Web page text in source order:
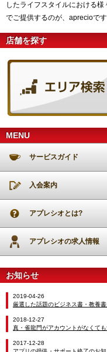
したライフスタイルにおける
でご提供するのが、aprecioです
店舗を探す
MENU
サービスガイド
入会案内
アプレシオとは?
アプレシオの求人情報
お知らせ
2019-04-26
厳選した話題のビジネス書・教養
2018-12-27
真・雀龍門がアカウントがなくて
2017-12-28